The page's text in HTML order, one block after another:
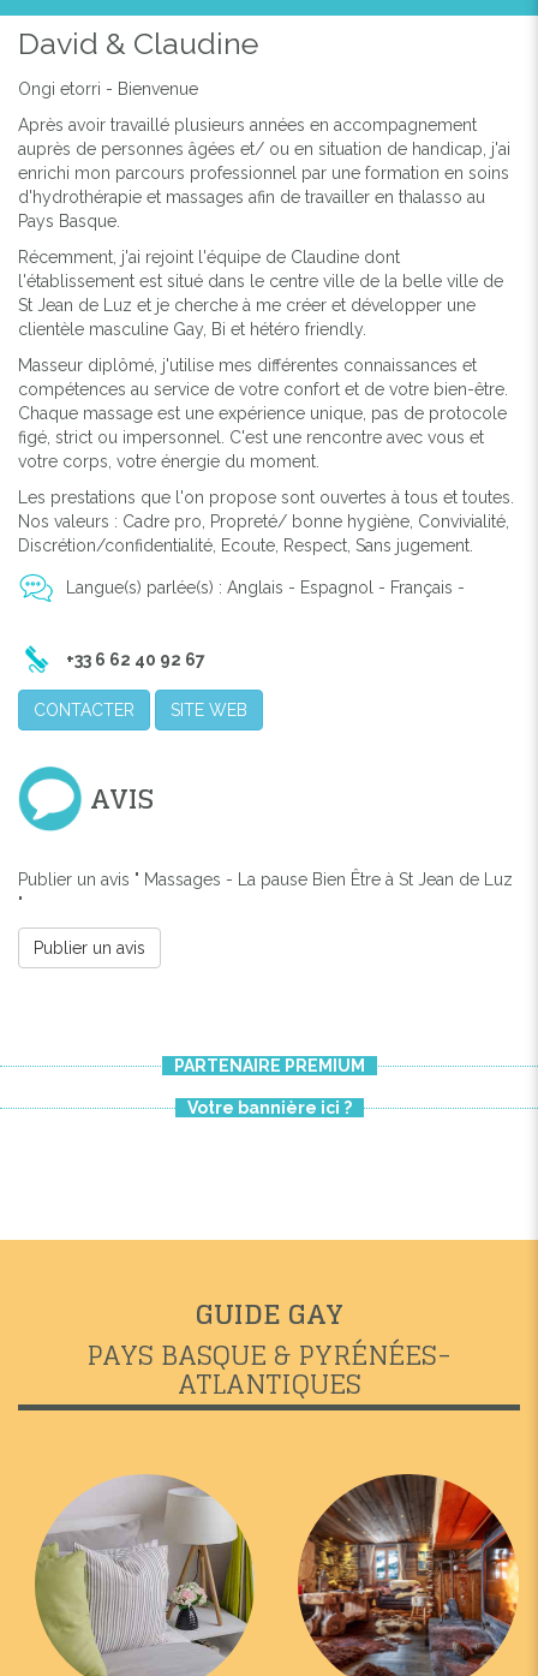
David & Claudine
Ongi etorri - Bienvenue
Après avoir travaillé plusieurs années en accompagnement
auprès de personnes âgées et/ ou en situation de handicap, j'ai
enrichi mon parcours professionnel par une formation en soins
d'hydrothérapie et massages afin de travailler en thalasso au
Pays Basque.
Récemment, j'ai rejoint l'équipe de Claudine dont
l'établissement est situé dans le centre ville de la belle ville de
St Jean de Luz et je cherche à me créer et développer une
clientèle masculine Gay, Bi et hétéro friendly.
Masseur diplômé, j'utilise mes différentes connaissances et
compétences au service de votre confort et de votre bien-être.
Chaque massage est une expérience unique, pas de protocole
figé, strict ou impersonnel. C'est une rencontre avec vous et
votre corps, votre énergie du moment.
Les prestations que l'on propose sont ouvertes à tous et toutes.
Nos valeurs : Cadre pro, Propreté/ bonne hygiène, Convivialité,
Discrétion/confidentialité, Ecoute, Respect, Sans jugement.
Langue(s) parlée(s) : Anglais - Espagnol - Français -
+33 6 62 40 92 67
CONTACTER SITE WEB
AVIS
Publier un avis " Massages - La pause Bien Être à St Jean de Luz
"
Publier un avis
PARTENAIRE PREMIUM
Votre bannière ici ?
GUIDE GAY
PAYS BASQUE & PYRÉNÉES-
ATLANTIQUES